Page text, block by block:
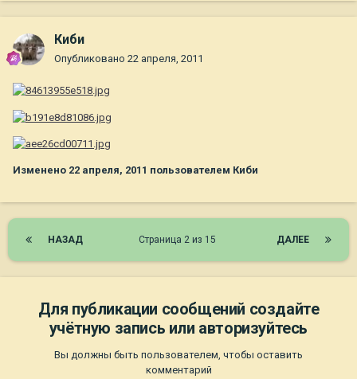
Киби
Опубликовано 22 апреля, 2011
Изменено 22 апреля, 2011 пользователем Киби
НАЗАД ДАЛЕЕ
Страница 2 из 15
Для публикации сообщений создайте
учётную запись или авторизуйтесь
Вы должны быть пользователем, чтобы оставить
комментарий